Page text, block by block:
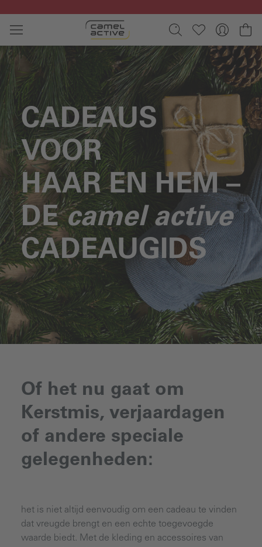
Ga naar de hoofdinhoud
CADEAUS
VOOR
HAAR EN HEM –
DEcamel active
CADEAUGIDS
Of het nu gaat om
Kerstmis, verjaardagen
of andere speciale
gelegenheden:
het is niet altijd eenvoudig om een cadeau te vinden
dat vreugde brengt en een echte toegevoegde
waarde biedt. Met de kleding en accessoires van